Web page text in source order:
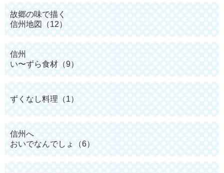
故郷の味で描く
信州地図（12）
信州
い〜ずら食材（9）
ずくなし料理（1）
信州へ
おいでなんでしょ（6）